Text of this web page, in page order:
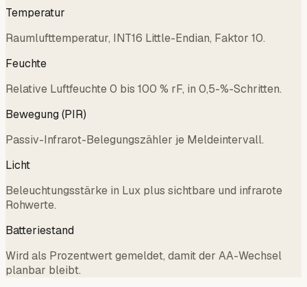
Temperatur
Raumlufttemperatur, INT16 Little-Endian, Faktor 10.
Feuchte
Relative Luftfeuchte 0 bis 100 % rF, in 0,5-%-Schritten.
Bewegung (PIR)
Passiv-Infrarot-Belegungszähler je Meldeintervall.
Licht
Beleuchtungsstärke in Lux plus sichtbare und infrarote
Rohwerte.
Batteriestand
Wird als Prozentwert gemeldet, damit der AA-Wechsel
planbar bleibt.